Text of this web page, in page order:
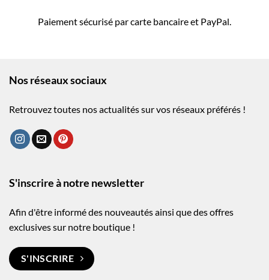
Paiement sécurisé par carte bancaire et PayPal.
Nos réseaux sociaux
Retrouvez toutes nos actualités sur vos réseaux préférés !
S'inscrire à notre newsletter
Afin d'être informé des nouveautés ainsi que des offres
exclusives sur notre boutique !
S'INSCRIRE